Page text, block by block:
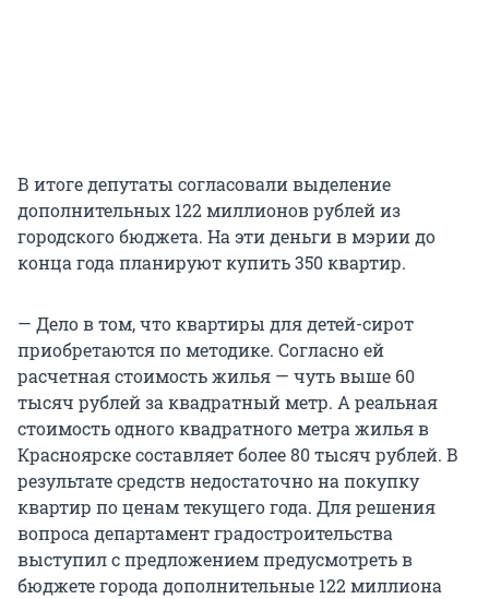
В итоге депутаты согласовали выделение
дополнительных 122 миллионов рублей из
городского бюджета. На эти деньги в мэрии до
конца года планируют купить 350 квартир.
— Дело в том, что квартиры для детей-сирот
приобретаются по методике. Согласно ей
расчетная стоимость жилья — чуть выше 60
тысяч рублей за квадратный метр. А реальная
стоимость одного квадратного метра жилья в
Красноярске составляет более 80 тысяч рублей. В
результате средств недостаточно на покупку
квартир по ценам текущего года. Для решения
вопроса департамент градостроительства
выступил с предложением предусмотреть в
бюджете города дополнительные 122 миллиона